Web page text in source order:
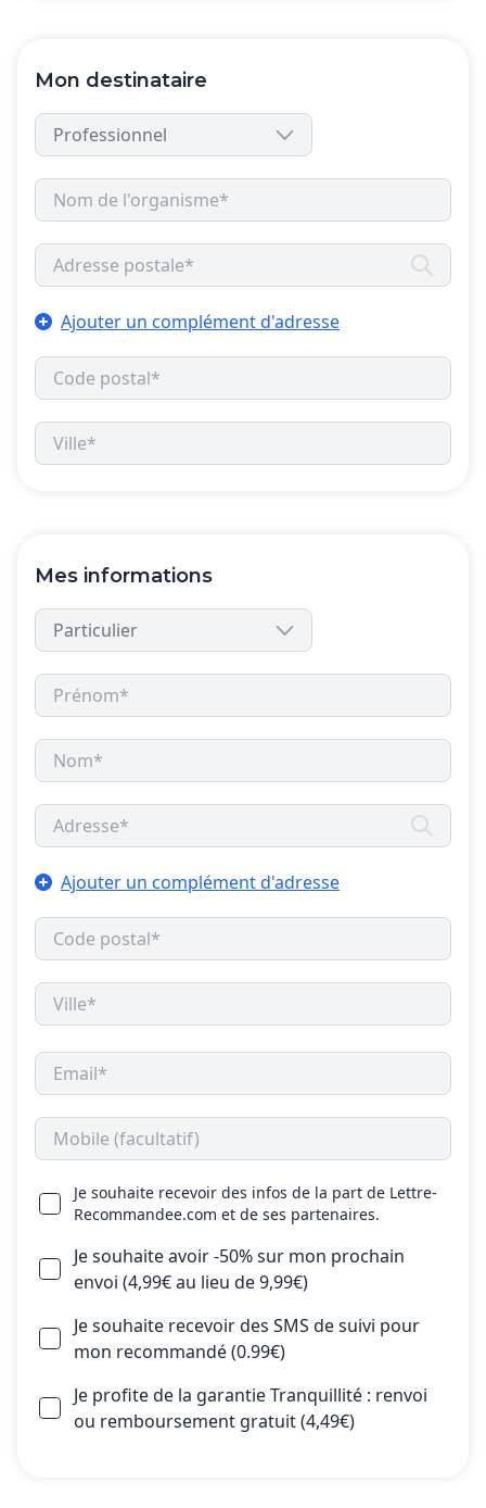
Mon destinataire
Ajouter un complément d'adresse
Mes informations
Ajouter un complément d'adresse
Je souhaite recevoir des infos de la part de Lettre-
Recommandee.com et de ses partenaires.
Je souhaite avoir -50% sur mon prochain
envoi (4,99€ au lieu de 9,99€)
Je souhaite recevoir des SMS de suivi pour
mon recommandé (0.99€)
Je profite de la garantie Tranquillité : renvoi
ou remboursement gratuit (4,49€)